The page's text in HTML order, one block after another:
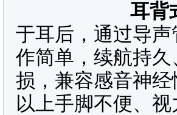
耳背
于耳后，通过导
作简单，续航持
损，兼容感音神
以上手脚不便、